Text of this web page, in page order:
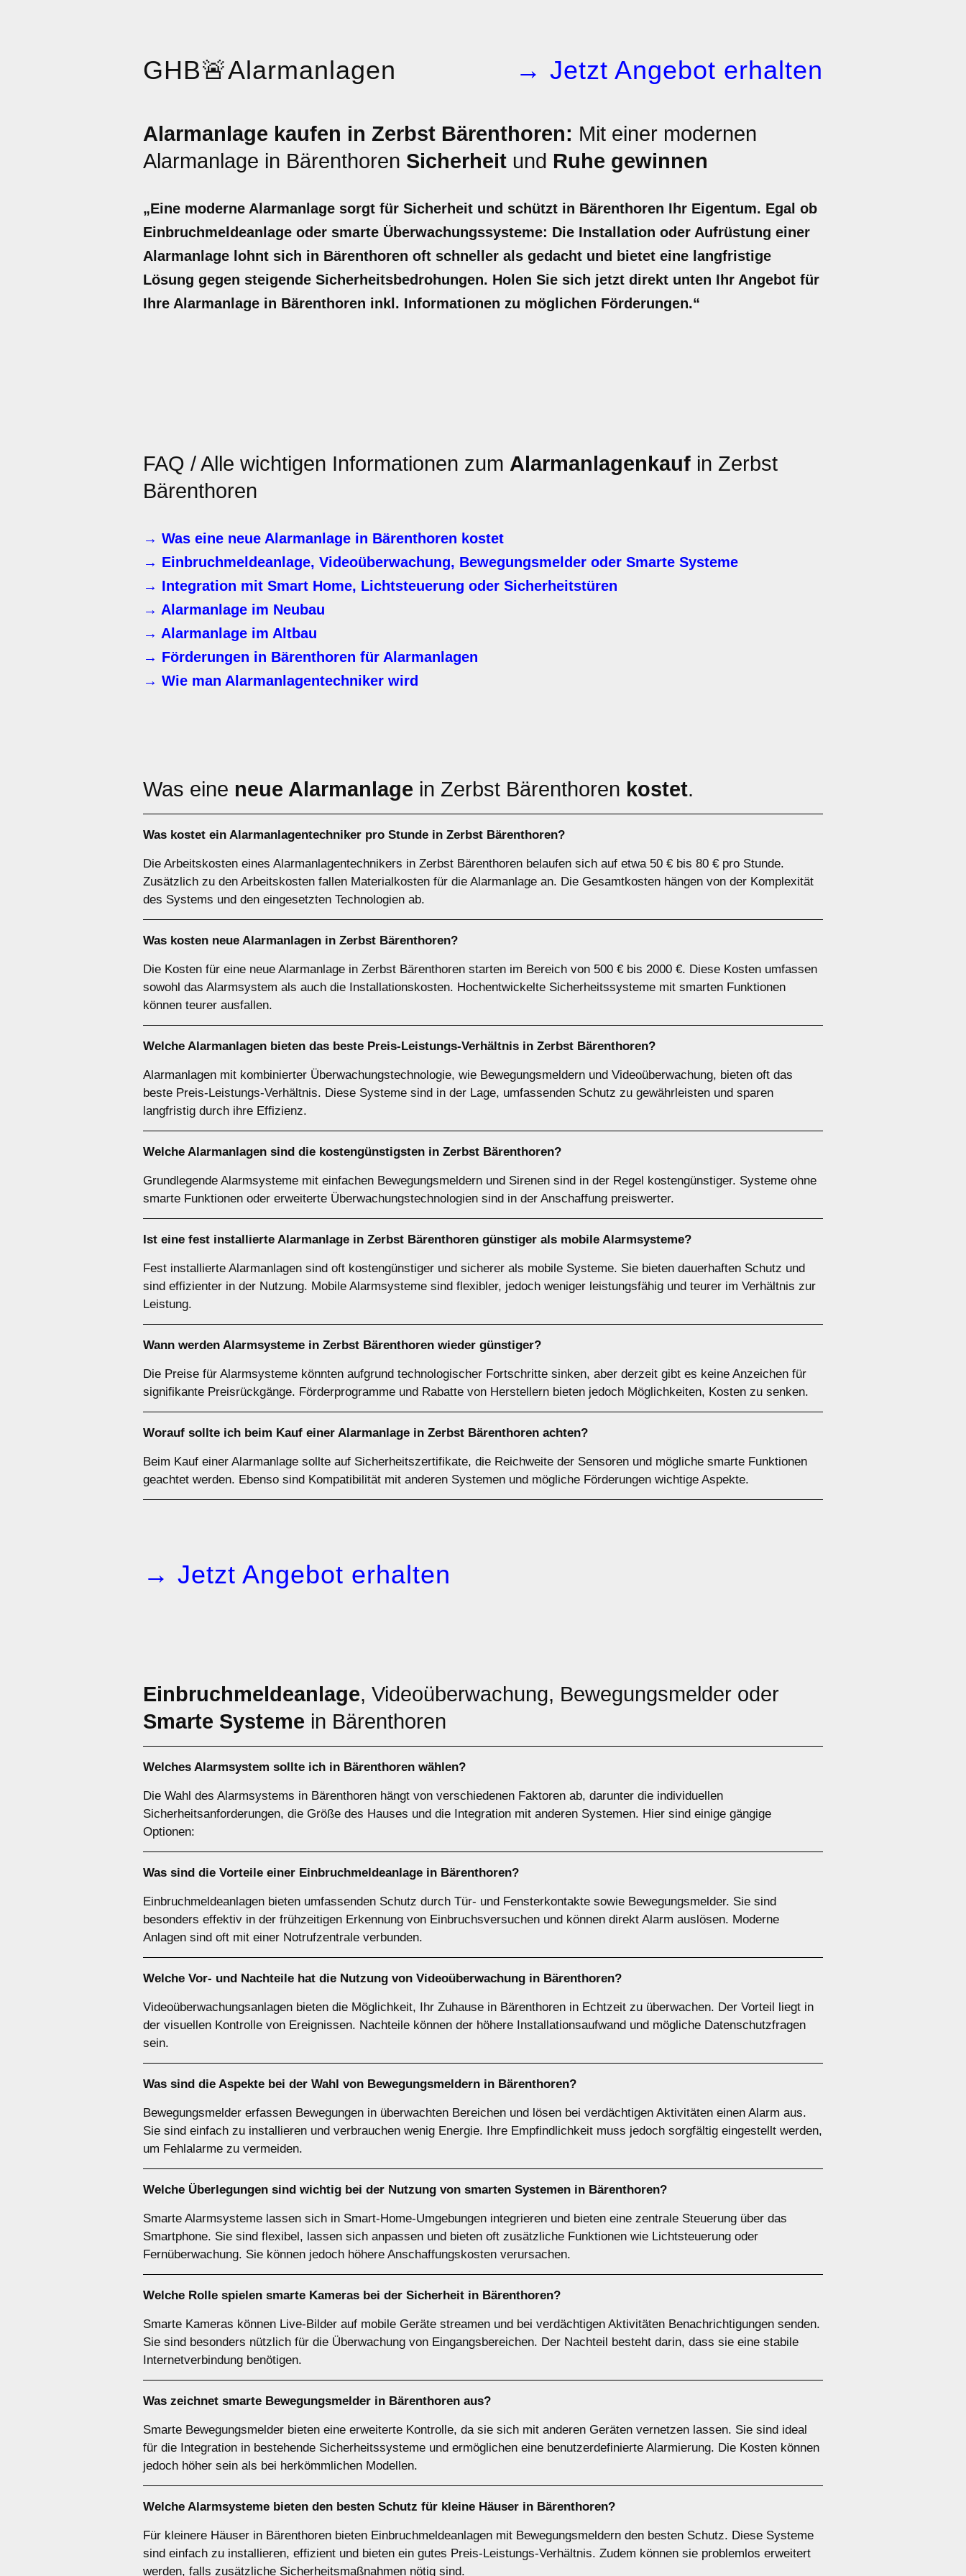
GHB🚨Alarmanlagen → Jetzt Angebot erhalten
Alarmanlage kaufen in Zerbst Bärenthoren: Mit einer modernen
Alarmanlage in Bärenthoren Sicherheit und Ruhe gewinnen
„Eine moderne Alarmanlage sorgt für Sicherheit und schützt in Bärenthoren Ihr Eigentum. Egal ob
Einbruchmeldeanlage oder smarte Überwachungssysteme: Die Installation oder Aufrüstung einer
Alarmanlage lohnt sich in Bärenthoren oft schneller als gedacht und bietet eine langfristige
Lösung gegen steigende Sicherheitsbedrohungen. Holen Sie sich jetzt direkt unten Ihr Angebot für
Ihre Alarmanlage in Bärenthoren inkl. Informationen zu möglichen Förderungen.“
FAQ / Alle wichtigen Informationen zum Alarmanlagenkauf in Zerbst
Bärenthoren
→ Was eine neue Alarmanlage in Bärenthoren kostet
→ Einbruchmeldeanlage, Videoüberwachung, Bewegungsmelder oder Smarte Systeme
→ Integration mit Smart Home, Lichtsteuerung oder Sicherheitstüren
→ Alarmanlage im Neubau
→ Alarmanlage im Altbau
→ Förderungen in Bärenthoren für Alarmanlagen
→ Wie man Alarmanlagentechniker wird
Was eine neue Alarmanlage in Zerbst Bärenthoren kostet.
Was kostet ein Alarmanlagentechniker pro Stunde in Zerbst Bärenthoren?
Die Arbeitskosten eines Alarmanlagentechnikers in Zerbst Bärenthoren belaufen sich auf etwa 50 € bis 80 € pro Stunde.
Zusätzlich zu den Arbeitskosten fallen Materialkosten für die Alarmanlage an. Die Gesamtkosten hängen von der Komplexität
des Systems und den eingesetzten Technologien ab.
Was kosten neue Alarmanlagen in Zerbst Bärenthoren?
Die Kosten für eine neue Alarmanlage in Zerbst Bärenthoren starten im Bereich von 500 € bis 2000 €. Diese Kosten umfassen
sowohl das Alarmsystem als auch die Installationskosten. Hochentwickelte Sicherheitssysteme mit smarten Funktionen
können teurer ausfallen.
Welche Alarmanlagen bieten das beste Preis-Leistungs-Verhältnis in Zerbst Bärenthoren?
Alarmanlagen mit kombinierter Überwachungstechnologie, wie Bewegungsmeldern und Videoüberwachung, bieten oft das
beste Preis-Leistungs-Verhältnis. Diese Systeme sind in der Lage, umfassenden Schutz zu gewährleisten und sparen
langfristig durch ihre Effizienz.
Welche Alarmanlagen sind die kostengünstigsten in Zerbst Bärenthoren?
Grundlegende Alarmsysteme mit einfachen Bewegungsmeldern und Sirenen sind in der Regel kostengünstiger. Systeme ohne
smarte Funktionen oder erweiterte Überwachungstechnologien sind in der Anschaffung preiswerter.
Ist eine fest installierte Alarmanlage in Zerbst Bärenthoren günstiger als mobile Alarmsysteme?
Fest installierte Alarmanlagen sind oft kostengünstiger und sicherer als mobile Systeme. Sie bieten dauerhaften Schutz und
sind effizienter in der Nutzung. Mobile Alarmsysteme sind flexibler, jedoch weniger leistungsfähig und teurer im Verhältnis zur
Leistung.
Wann werden Alarmsysteme in Zerbst Bärenthoren wieder günstiger?
Die Preise für Alarmsysteme könnten aufgrund technologischer Fortschritte sinken, aber derzeit gibt es keine Anzeichen für
signifikante Preisrückgänge. Förderprogramme und Rabatte von Herstellern bieten jedoch Möglichkeiten, Kosten zu senken.
Worauf sollte ich beim Kauf einer Alarmanlage in Zerbst Bärenthoren achten?
Beim Kauf einer Alarmanlage sollte auf Sicherheitszertifikate, die Reichweite der Sensoren und mögliche smarte Funktionen
geachtet werden. Ebenso sind Kompatibilität mit anderen Systemen und mögliche Förderungen wichtige Aspekte.
→ Jetzt Angebot erhalten
Einbruchmeldeanlage, Videoüberwachung, Bewegungsmelder oder
Smarte Systeme in Bärenthoren
Welches Alarmsystem sollte ich in Bärenthoren wählen?
Die Wahl des Alarmsystems in Bärenthoren hängt von verschiedenen Faktoren ab, darunter die individuellen
Sicherheitsanforderungen, die Größe des Hauses und die Integration mit anderen Systemen. Hier sind einige gängige
Optionen:
Was sind die Vorteile einer Einbruchmeldeanlage in Bärenthoren?
Einbruchmeldeanlagen bieten umfassenden Schutz durch Tür- und Fensterkontakte sowie Bewegungsmelder. Sie sind
besonders effektiv in der frühzeitigen Erkennung von Einbruchsversuchen und können direkt Alarm auslösen. Moderne
Anlagen sind oft mit einer Notrufzentrale verbunden.
Welche Vor- und Nachteile hat die Nutzung von Videoüberwachung in Bärenthoren?
Videoüberwachungsanlagen bieten die Möglichkeit, Ihr Zuhause in Bärenthoren in Echtzeit zu überwachen. Der Vorteil liegt in
der visuellen Kontrolle von Ereignissen. Nachteile können der höhere Installationsaufwand und mögliche Datenschutzfragen
sein.
Was sind die Aspekte bei der Wahl von Bewegungsmeldern in Bärenthoren?
Bewegungsmelder erfassen Bewegungen in überwachten Bereichen und lösen bei verdächtigen Aktivitäten einen Alarm aus.
Sie sind einfach zu installieren und verbrauchen wenig Energie. Ihre Empfindlichkeit muss jedoch sorgfältig eingestellt werden,
um Fehlalarme zu vermeiden.
Welche Überlegungen sind wichtig bei der Nutzung von smarten Systemen in Bärenthoren?
Smarte Alarmsysteme lassen sich in Smart-Home-Umgebungen integrieren und bieten eine zentrale Steuerung über das
Smartphone. Sie sind flexibel, lassen sich anpassen und bieten oft zusätzliche Funktionen wie Lichtsteuerung oder
Fernüberwachung. Sie können jedoch höhere Anschaffungskosten verursachen.
Welche Rolle spielen smarte Kameras bei der Sicherheit in Bärenthoren?
Smarte Kameras können Live-Bilder auf mobile Geräte streamen und bei verdächtigen Aktivitäten Benachrichtigungen senden.
Sie sind besonders nützlich für die Überwachung von Eingangsbereichen. Der Nachteil besteht darin, dass sie eine stabile
Internetverbindung benötigen.
Was zeichnet smarte Bewegungsmelder in Bärenthoren aus?
Smarte Bewegungsmelder bieten eine erweiterte Kontrolle, da sie sich mit anderen Geräten vernetzen lassen. Sie sind ideal
für die Integration in bestehende Sicherheitssysteme und ermöglichen eine benutzerdefinierte Alarmierung. Die Kosten können
jedoch höher sein als bei herkömmlichen Modellen.
Welche Alarmsysteme bieten den besten Schutz für kleine Häuser in Bärenthoren?
Für kleinere Häuser in Bärenthoren bieten Einbruchmeldeanlagen mit Bewegungsmeldern den besten Schutz. Diese Systeme
sind einfach zu installieren, effizient und bieten ein gutes Preis-Leistungs-Verhältnis. Zudem können sie problemlos erweitert
werden, falls zusätzliche Sicherheitsmaßnahmen nötig sind.